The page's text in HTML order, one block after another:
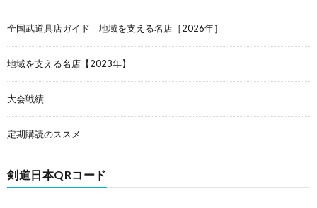
全国武道具店ガイド 地域を支える名店［2026年］
地域を支える名店【2023年】
大会戦績
定期購読のススメ
剣道日本QRコード